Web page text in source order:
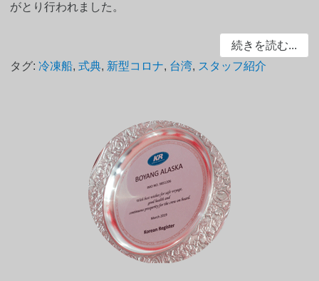
がとり行われました。
続きを読む...
タグ:冷凍船,式典, 新型コロナ, 台湾, スタッフ紹介